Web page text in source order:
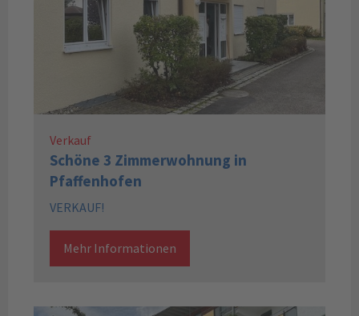
Verkauf
Schöne 3 Zimmerwohnung in
Pfaffenhofen
VERKAUF!
Mehr Informationen